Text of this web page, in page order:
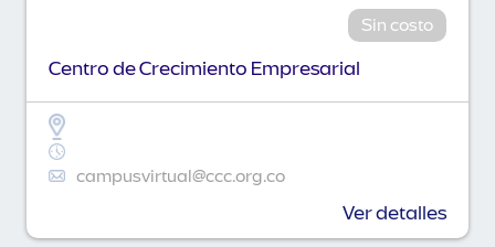
Sin costo
Centro de Crecimiento Empresarial
campusvirtual@ccc.org.co
Ver detalles